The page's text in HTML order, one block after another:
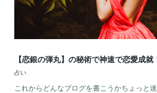
【恋銀の弾丸】の秘術で神速で恋愛成就
占い
これからどんなブログを書こうかちょっと